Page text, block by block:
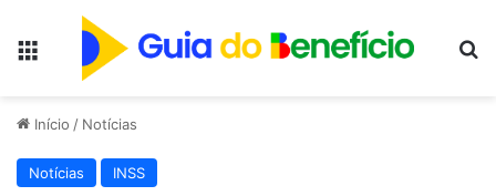
Início / Notícias
Notícias INSS